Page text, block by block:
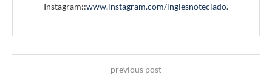
Instagram::www.instagram.com/inglesnoteclado.
previous post